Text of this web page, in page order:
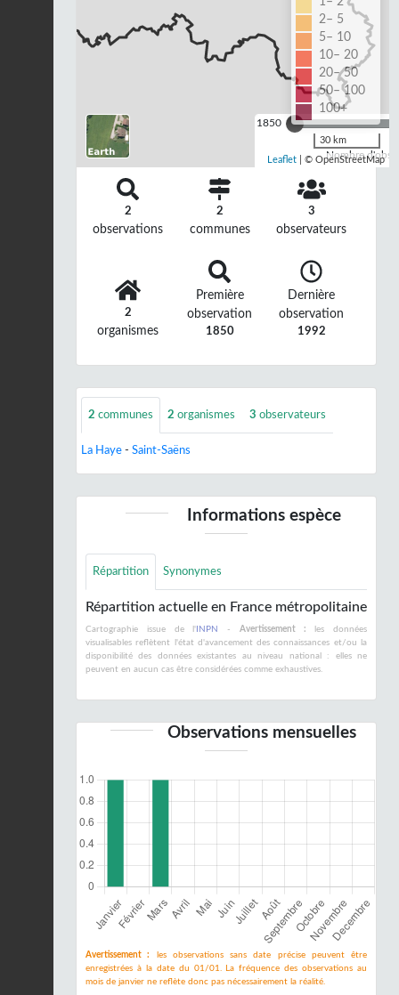
1850
Nombre
2– 5
5– 10
10– 20
20– 50
50– 100
100+
30 km
Leaflet | © OpenStreetMap
2
observations
2
communes
3
observateurs
2
organismes
Première
observation
1850
Dernière
observation
1992
2 communes 2 organismes 3 observateurs
La Haye - Saint-Saëns
Informations espèce
Répartition Synonymes
Répartition actuelle en France métropolitaine
Cartographie issue de l' INPN - Avertissement : les données
visualisables reflètent l'état d'avancement des connaissances et/ou la
disponibilité des données existantes au niveau national : elles ne
peuvent en aucun cas être considérées comme exhaustives.
Observations mensuelles
Avertissement :
les observations sans date précise peuvent être
enregistrées à la date du 01/01. La fréquence des observations au
mois de janvier ne reflète donc pas nécessairement la réalité.